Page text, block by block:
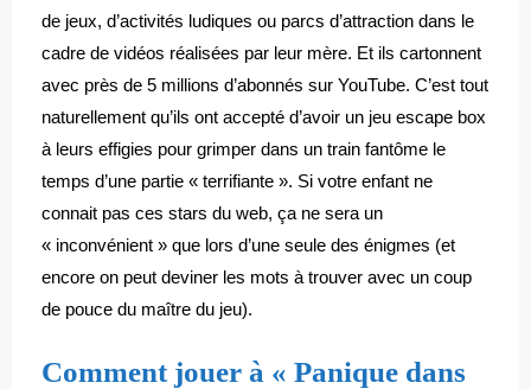
de jeux, d’activités ludiques ou parcs d’attraction dans le
cadre de vidéos réalisées par leur mère. Et ils cartonnent
avec près de 5 millions d’abonnés sur YouTube. C’est tout
naturellement qu’ils ont accepté d’avoir un jeu escape box
à leurs effigies pour grimper dans un train fantôme le
temps d’une partie « terrifiante ». Si votre enfant ne
connait pas ces stars du web, ça ne sera un
« inconvénient » que lors d’une seule des énigmes (et
encore on peut deviner les mots à trouver avec un coup
de pouce du maître du jeu).
Comment jouer à « Panique dans